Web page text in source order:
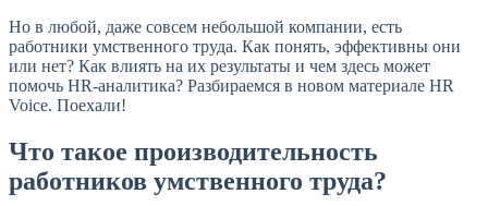
Но в любой, даже совсем небольшой компании, есть
работники умственного труда. Как понять, эффективны они
или нет? Как влиять на их результаты и чем здесь может
помочь HR-аналитика? Разбираемся в новом материале HR
Voice. Поехали!
Что такое производительность
работников умственного труда?